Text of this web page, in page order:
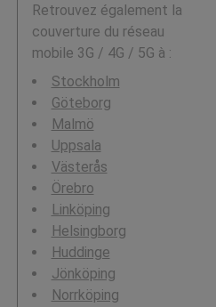
Retrouvez également la
couverture du réseau
mobile 3G / 4G / 5G à :
Stockholm
Göteborg
Malmö
Uppsala
Västerås
Örebro
Linköping
Helsingborg
Huddinge
Jönköping
Norrköping